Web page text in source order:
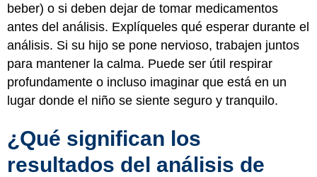
beber) o si deben dejar de tomar medicamentos
antes del análisis. Explíqueles qué esperar durante el
análisis. Si su hijo se pone nervioso, trabajen juntos
para mantener la calma. Puede ser útil respirar
profundamente o incluso imaginar que está en un
lugar donde el niño se siente seguro y tranquilo.
¿Qué significan los
resultados del análisis de